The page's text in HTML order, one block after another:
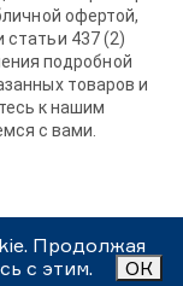
офертой,
статьи 437 (2)
подробной
товаров и
к нашим
с вами.
Продолжая
с этим.
ОК